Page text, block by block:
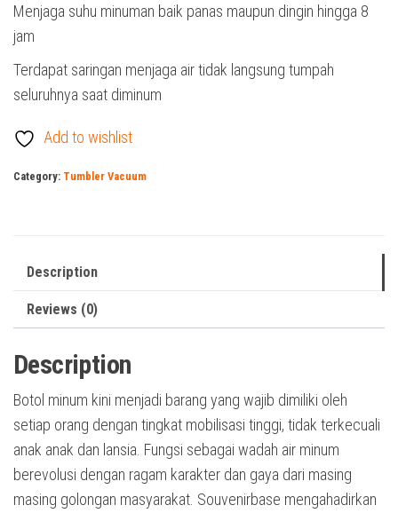
Menjaga suhu minuman baik panas maupun dingin hingga 8
jam
Terdapat saringan menjaga air tidak langsung tumpah
seluruhnya saat diminum
Add to wishlist
Category: Tumbler Vacuum
Description
Reviews (0)
Description
Botol minum kini menjadi barang yang wajib dimiliki oleh
setiap orang dengan tingkat mobilisasi tinggi, tidak terkecuali
anak anak dan lansia. Fungsi sebagai wadah air minum
berevolusi dengan ragam karakter dan gaya dari masing
masing golongan masyarakat. Souvenirbase mengahadirkan